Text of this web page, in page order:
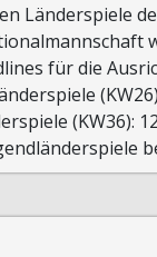
Länderspiele
für die
(KW36):